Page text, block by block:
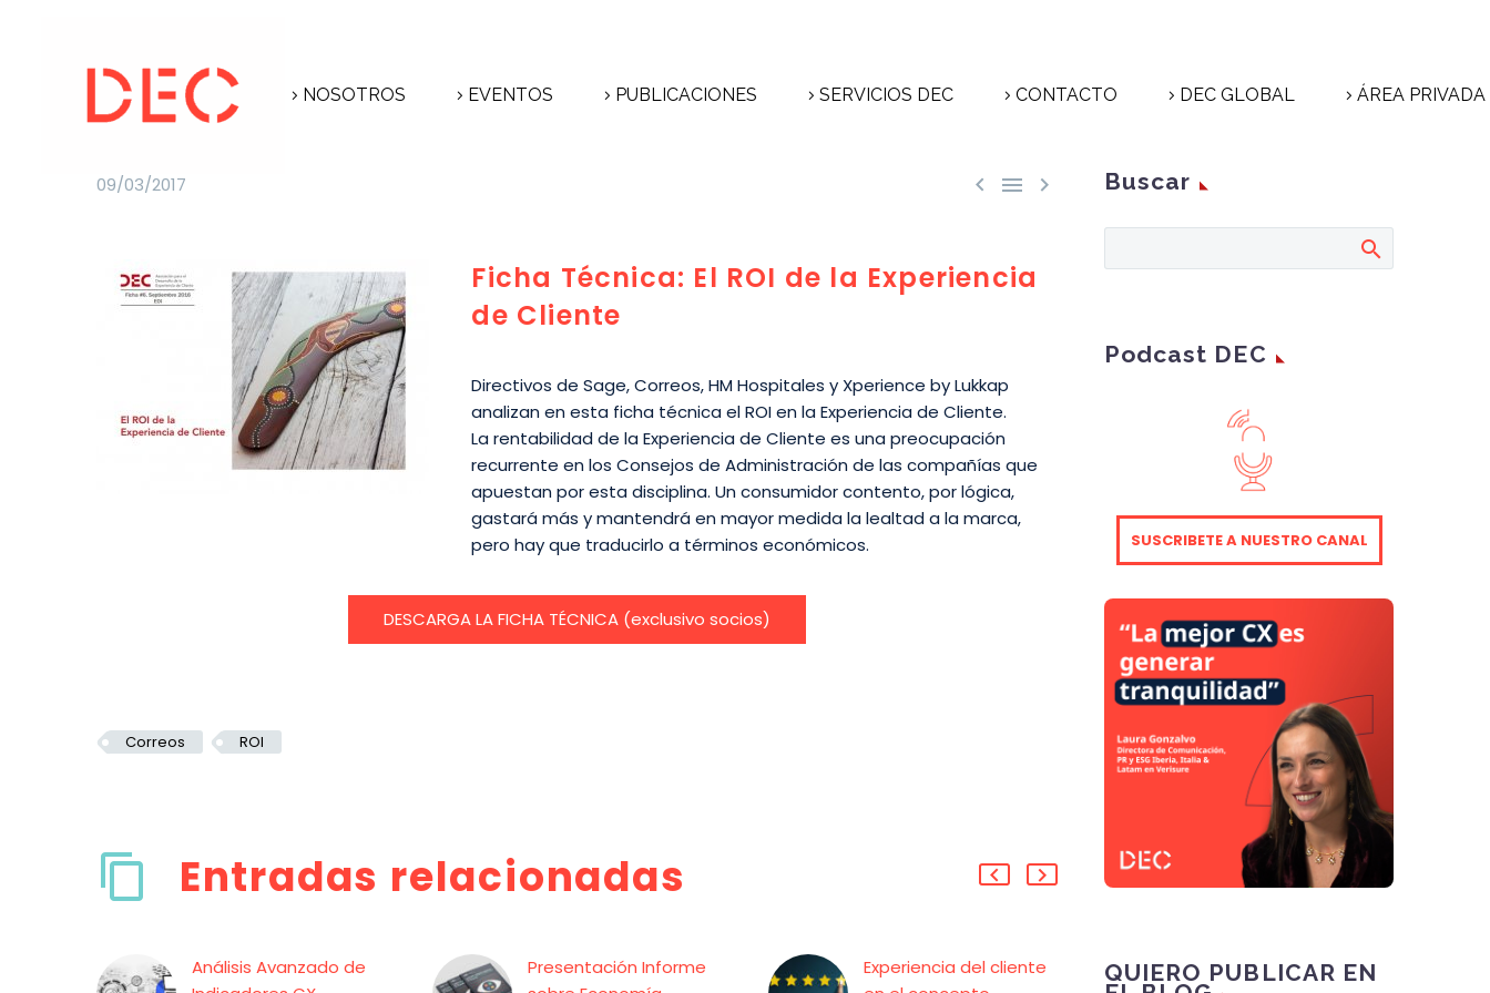
NOSOTROS EVENTOS PUBLICACIONES SERVICIOS DEC CONTACTO DEC GLOBAL ÁREA PRIVADA
  
09/03/2017
Ficha Técnica: El ROI de la Experiencia
de Cliente
Directivos de Sage, Correos, HM Hospitales y Xperience by Lukkap
analizan en esta ficha técnica el ROI en la Experiencia de Cliente.
La rentabilidad de la Experiencia de Cliente es una preocupación
recurrente en los Consejos de Administración de las compañías que
apuestan por esta disciplina. Un consumidor contento, por lógica,
gastará más y mantendrá en mayor medida la lealtad a la marca,
pero hay que traducirlo a términos económicos.
DESCARGA LA FICHA TÉCNICA (exclusivo socios)
Correos ROI
Entradas relacionadas
Análisis Avanzado de
Presentación Informe
Experiencia del cliente
Viernes DEC: El impacto
Buscar
Podcast DEC
SUSCRIBETE A NUESTRO CANAL
QUIERO PUBLICAR EN